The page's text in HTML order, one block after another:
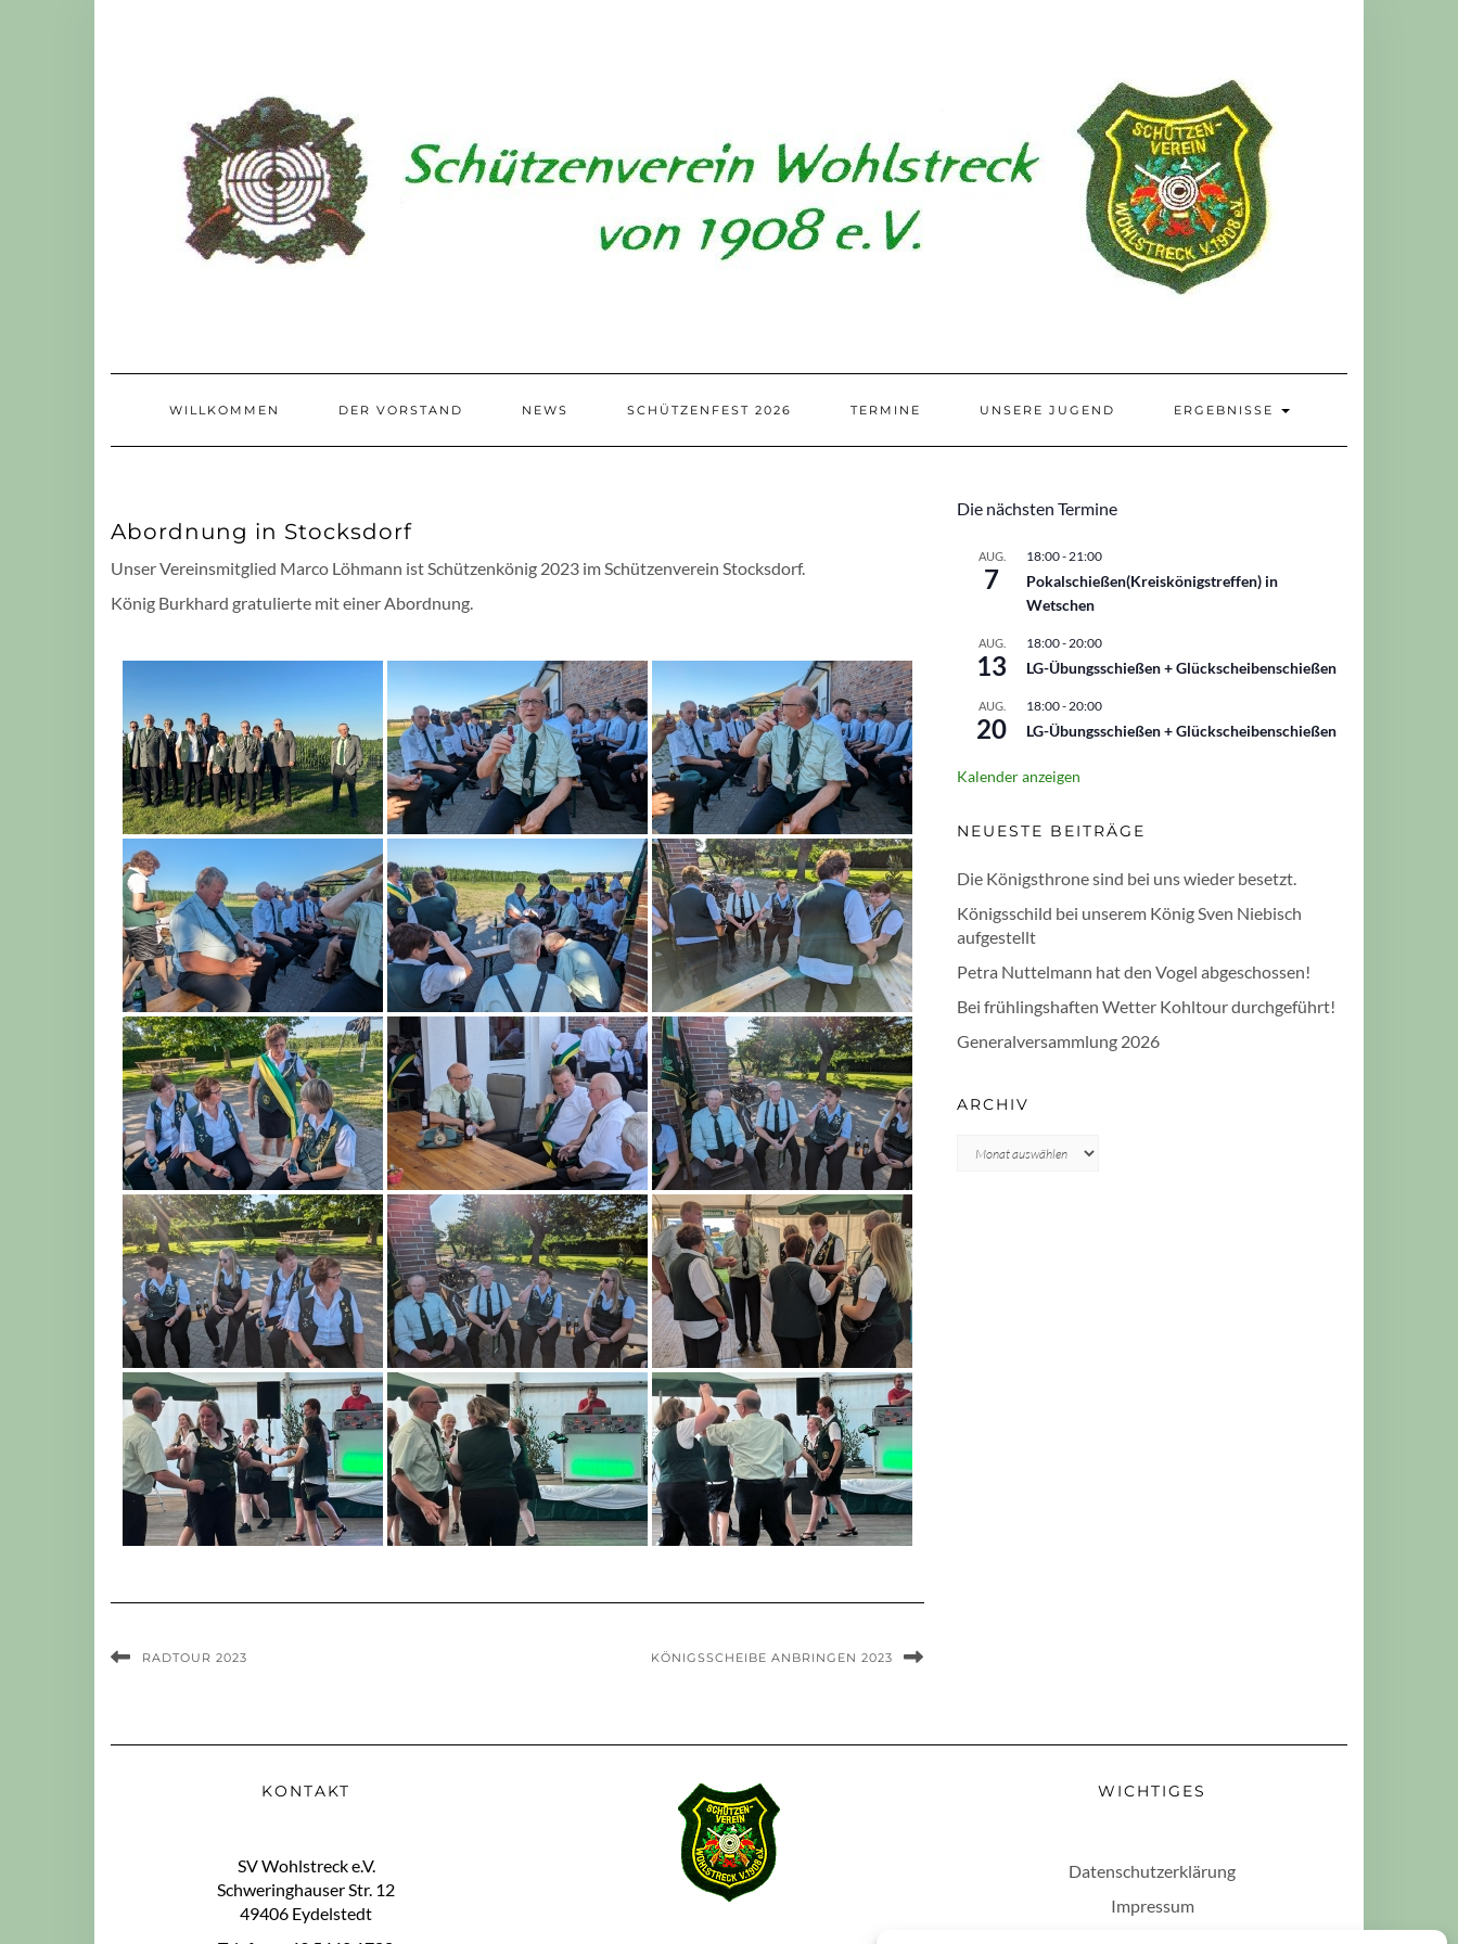
WILLKOMMEN DER VORSTAND NEWS SCHÜTZENFEST 2026 TERMINE UNSERE JUGEND ERGEBNISSE
Abordnung in Stocksdorf
Unser Vereinsmitglied Marco Löhmann ist Schützenkönig 2023 im Schützenverein Stocksdorf.
König Burkhard gratulierte mit einer Abordnung.
RADTOUR 2023 KÖNIGSSCHEIBE ANBRINGEN 2023
Die nächsten Termine
AUG.
7
18:00-21:00
Pokalschießen(Kreiskönigstreffen) in
Wetschen
AUG.
13
18:00-20:00
LG-Übungsschießen + Glückscheibenschießen
AUG.
20
18:00-20:00
LG-Übungsschießen + Glückscheibenschießen
Kalender anzeigen
NEUESTE BEITRÄGE
Die Königsthrone sind bei uns wieder besetzt.
Königsschild bei unserem König Sven Niebisch
aufgestellt
Petra Nuttelmann hat den Vogel abgeschossen!
Bei frühlingshaften Wetter Kohltour durchgeführt!
Generalversammlung 2026
ARCHIV
Archiv
KONTAKT
SV Wohlstreck e.V.
Schweringhauser Str. 12
49406 Eydelstedt
WICHTIGES
Datenschutzerklärung
Impressum